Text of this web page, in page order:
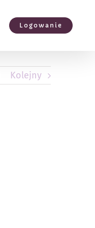
Logowanie
Kolejny